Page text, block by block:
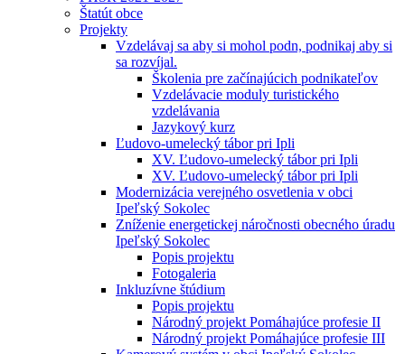
Štatút obce
Projekty
Vzdelávaj sa aby si mohol podn, podnikaj aby si
sa rozvíjal.
Školenia pre začínajúcich podnikateľov
Vzdelávacie moduly turistického
vzdelávania
Jazykový kurz
Ľudovo-umelecký tábor pri Ipli
XV. Ľudovo-umelecký tábor pri Ipli
XV. Ľudovo-umelecký tábor pri Ipli
Modernizácia verejného osvetlenia v obci
Ipeľský Sokolec
Zníženie energetickej náročnosti obecného úradu
Ipeľský Sokolec
Popis projektu
Fotogaleria
Inkluzívne štúdium
Popis projektu
Národný projekt Pomáhajúce profesie II
Národný projekt Pomáhajúce profesie III